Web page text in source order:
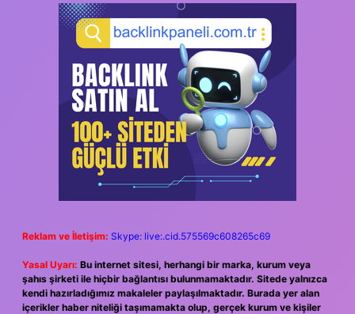
Reklam ve İletişim: Skype: live:.cid.575569c608265c69
Yasal Uyarı: Bu internet sitesi, herhangi bir marka, kurum veya
şahıs şirketi ile hiçbir bağlantısı bulunmamaktadır. Sitede yalnızca
kendi hazırladığımız makaleler paylaşılmaktadır. Burada yer alan
içerikler haber niteliği taşımamakta olup, gerçek kurum ve kişiler